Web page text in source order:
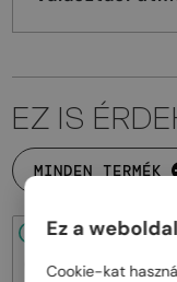
EZ IS
MINDEN TERMÉK
48/72
Ez a
Cookie-kat